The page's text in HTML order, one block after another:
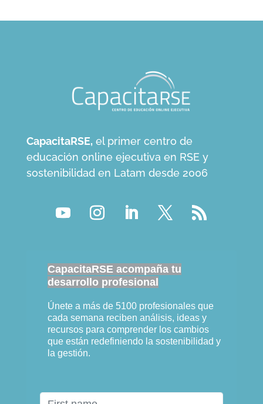
CapacitaRSE, el primer centro de
educación online ejecutiva en RSE y
sostenibilidad en Latam desde 2006
CapacitaRSE acompaña tu
desarrollo profesional
Únete a más de 5100 profesionales que
cada semana reciben análisis, ideas y
recursos para comprender los cambios
que están redefiniendo la sostenibilidad y
la gestión.